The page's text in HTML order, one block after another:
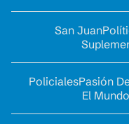
San Juan
PolicialesPasión
El Mundo